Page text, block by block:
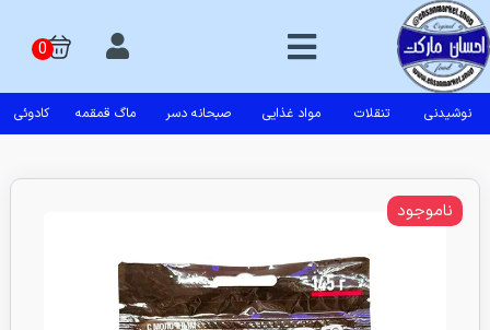
نوشیدنی تنقلات مواد غذایی صبحانه دسر ماگ قمقمه کادوئی
ناموجود